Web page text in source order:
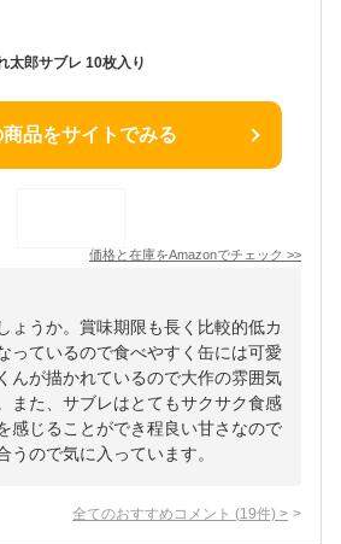
太郎サブレ 10枚入り
商品をサイトでみる
価格と在庫をAmazonでチェック >>
ょうか。賞味期限も長く比較的低カ
っているので食べやすく缶には可愛
んが描かれているので大作の雰囲気
また、サブレはとてもサクサク食感
感じることができ程良い甘さなので
うので気に入っています。
全てのおすすめコメント (19件) >